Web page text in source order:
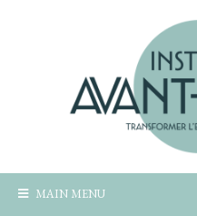
MAIN MENU